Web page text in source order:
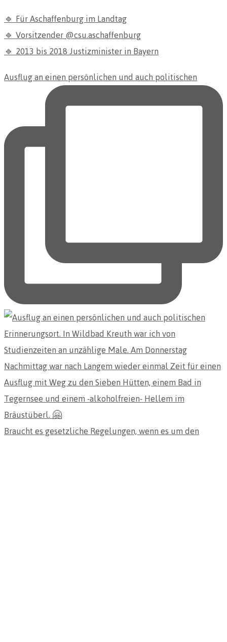
🔹 Für Aschaffenburg im Landtag
🔹 Vorsitzender @csu.aschaffenburg
🔹 2013 bis 2018 Justizminister in Bayern
Ausflug an einen persönlichen und auch politischen
Braucht es gesetzliche Regelungen, wenn es um den